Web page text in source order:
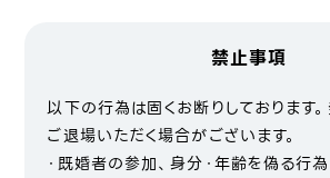
禁止事項
以下の行為は固くお断りしております
ご退場いただく場合がございます。
・既婚者の参加、身分・年齢を偽る行為